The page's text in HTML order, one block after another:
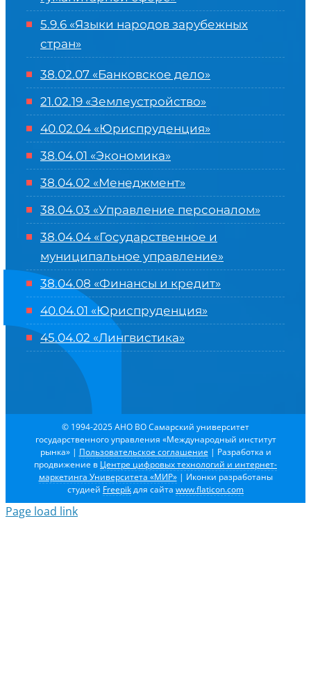
5.9.6 «Языки народов зарубежных
стран»
38.02.07 «Банковское дело»
21.02.19 «Землеустройство»
40.02.04 «Юриспруденция»
38.04.01 «Экономика»
38.04.02 «Менеджмент»
38.04.03 «Управление персоналом»
38.04.04 «Государственное и
муниципальное управление»
38.04.08 «Финансы и кредит»
40.04.01 «Юриспруденция»
45.04.02 «Лингвистика»
© 1994-2025 АНО ВО Самарский университет
государственного управления «Международный институт
рынка» | Пользовательское соглашение | Разработка и
продвижение в Центре цифровых технологий и интернет-
маркетинга Университета «МИР»| Иконки разработаны
студией Freepikдля сайта www.flaticon.com
Page load link